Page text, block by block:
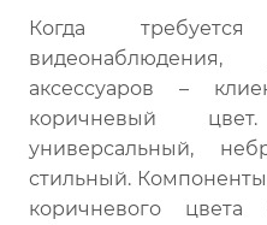
Когда
аксессуаров –
коричневый
универсальный,
стильный.
коричневого